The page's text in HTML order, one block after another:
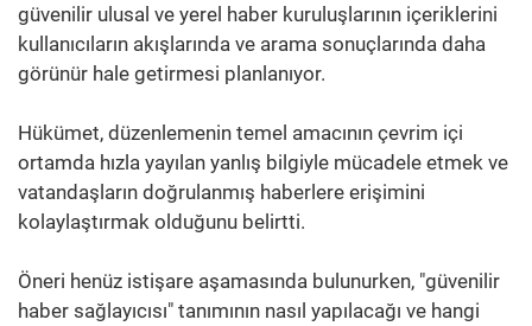
güvenilir ulusal ve yerel haber kuruluşlarının içeriklerini
kullanıcıların akışlarında ve arama sonuçlarında daha
görünür hale getirmesi planlanıyor.
Hükümet, düzenlemenin temel amacının çevrim içi
ortamda hızla yayılan yanlış bilgiyle mücadele etmek ve
vatandaşların doğrulanmış haberlere erişimini
kolaylaştırmak olduğunu belirtti.
Öneri henüz istişare aşamasında bulunurken, "güvenilir
haber sağlayıcısı" tanımının nasıl yapılacağı ve hangi